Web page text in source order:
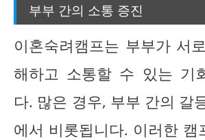
부부 간의 소통 증진
이혼숙려캠프는 부부가 서
해하고 소통할 수 있는 기
다. 많은 경우, 부부 간의 갈
에서 비롯됩니다. 이러한 캠